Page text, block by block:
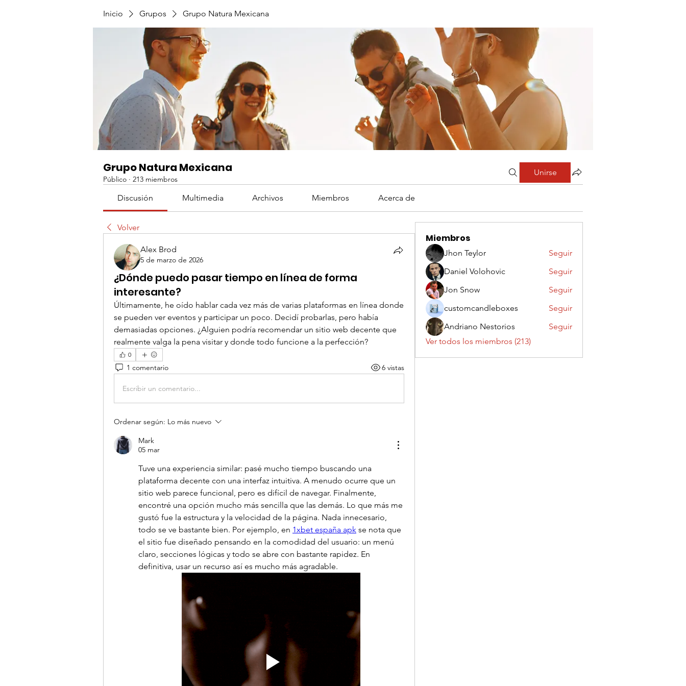
Inicio Grupos Grupo Natura Mexicana
Grupo Natura Mexicana
Público · 213 miembros
Unirse
Discusión Multimedia Archivos Miembros Acerca de
Volver
Alex Brod
5 de marzo de 2026
¿Dónde puedo pasar tiempo en línea de forma
interesante?
Últimamente, he oído hablar cada vez más de varias plataformas en línea donde
se pueden ver eventos y participar un poco. Decidí probarlas, pero había
demasiadas opciones. ¿Alguien podría recomendar un sitio web decente que
realmente valga la pena visitar y donde todo funcione a la perfección?
0
1 comentario 6 vistas
Escribir un comentario...
Ordenar según: Lo más nuevo
Mark
05 mar
Tuve una experiencia similar: pasé mucho tiempo buscando una
plataforma decente con una interfaz intuitiva. A menudo ocurre que un
sitio web parece funcional, pero es difícil de navegar. Finalmente,
encontré una opción mucho más sencilla que las demás. Lo que más me
gustó fue la estructura y la velocidad de la página. Nada innecesario,
todo se ve bastante bien. Por ejemplo, en 1xbet españa apk se nota que
el sitio fue diseñado pensando en la comodidad del usuario: un menú
claro, secciones lógicas y todo se abre con bastante rapidez. En
definitiva, usar un recurso así es mucho más agradable.
Miembros
Jhon Teylor
Seguir
Daniel Volohovic
Seguir
Jon Snow
Seguir
customcandleboxes
Seguir
Andriano Nestorios
Seguir
Ver todos los miembros (213)